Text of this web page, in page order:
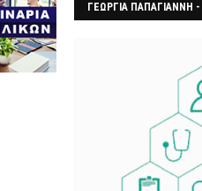
ΓΕΩΡΓΙΑ ΠΑΠΑΓΙΑΝΝΗ